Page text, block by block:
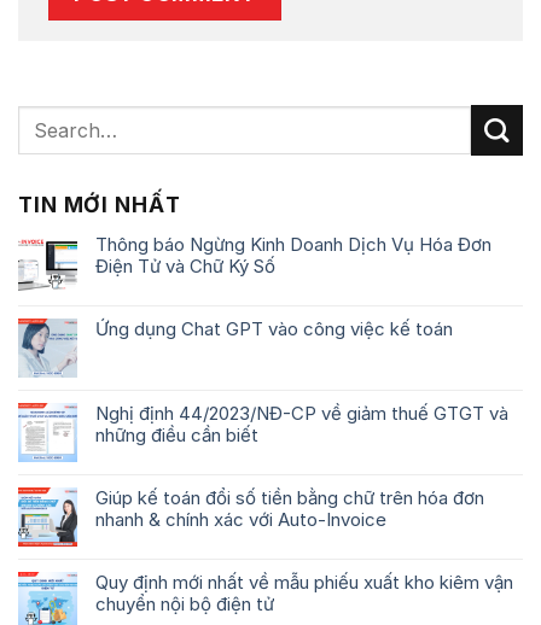
TIN MỚI NHẤT
Thông báo Ngừng Kinh Doanh Dịch Vụ Hóa Đơn
Điện Tử và Chữ Ký Số
Ứng dụng Chat GPT vào công việc kế toán
Nghị định 44/2023/NĐ-CP về giảm thuế GTGT và
những điều cần biết
Giúp kế toán đổi số tiền bằng chữ trên hóa đơn
nhanh & chính xác với Auto-Invoice
Quy định mới nhất về mẫu phiếu xuất kho kiêm vận
chuyển nội bộ điện tử